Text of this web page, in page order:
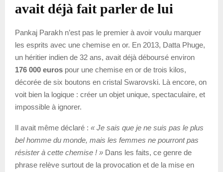
avait déjà fait parler de lui
Pankaj Parakh n’est pas le premier à avoir voulu marquer
les esprits avec une chemise en or. En 2013, Datta Phuge,
un héritier indien de 32 ans, avait déjà déboursé environ
176 000 euros pour une chemise en or de trois kilos,
décorée de six boutons en cristal Swarovski. Là encore, on
voit bien la logique : créer un objet unique, spectaculaire, et
impossible à ignorer.
Il avait même déclaré : « Je sais que je ne suis pas le plus
bel homme du monde, mais les femmes ne pourront pas
résister à cette chemise ! » Dans les faits, ce genre de
phrase relève surtout de la provocation et de la mise en